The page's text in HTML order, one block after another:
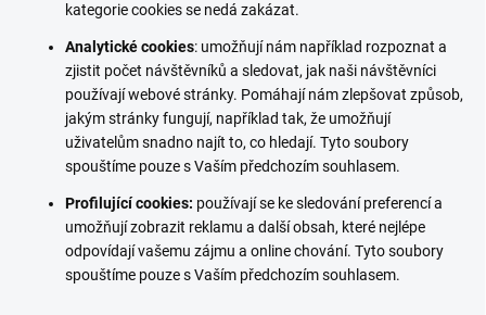
kategorie cookies se nedá zakázat.
Analytické cookies: umožňují nám například rozpoznat a
zjistit počet návštěvníků a sledovat, jak naši návštěvníci
používají webové stránky. Pomáhají nám zlepšovat způsob,
jakým stránky fungují, například tak, že umožňují
uživatelům snadno najít to, co hledají. Tyto soubory
spouštíme pouze s Vaším předchozím souhlasem.
Profilující cookies: používají se ke sledování preferencí a
umožňují zobrazit reklamu a další obsah, které nejlépe
odpovídají vašemu zájmu a online chování. Tyto soubory
spouštíme pouze s Vaším předchozím souhlasem.